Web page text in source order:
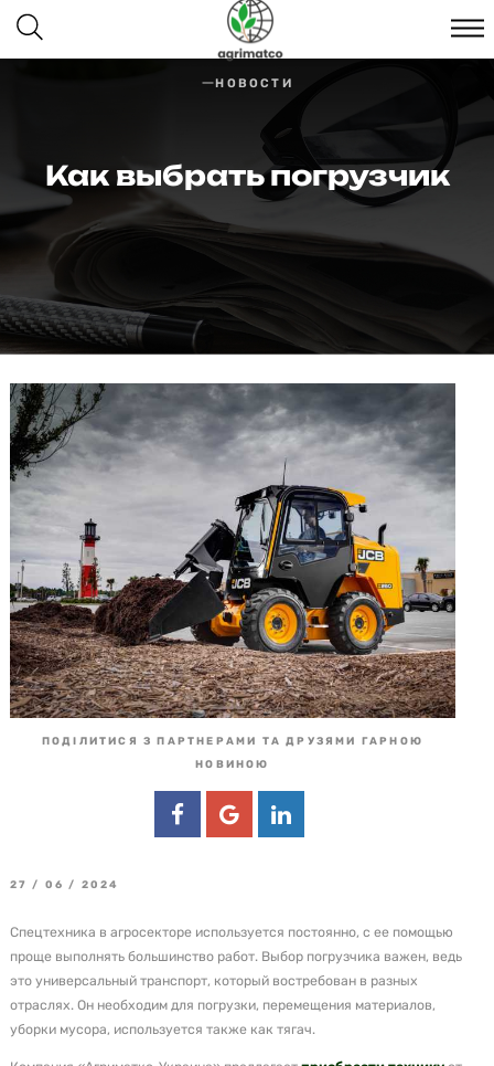
НОВОСТИ
Как выбрать погрузчик
ПОДІЛИТИСЯ З ПАРТНЕРАМИ ТА ДРУЗЯМИ ГАРНОЮ
НОВИНОЮ
27 / 06 / 2024
Спецтехника в агросекторе используется постоянно, с ее помощью
проще выполнять большинство работ. Выбор погрузчика важен, ведь
это универсальный транспорт, который востребован в разных
отраслях. Он необходим для погрузки, перемещения материалов,
уборки мусора, используется также как тягач.